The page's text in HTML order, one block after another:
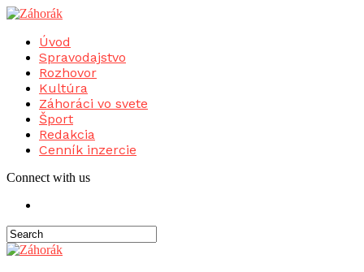
Úvod
Spravodajstvo
Rozhovor
Kultúra
Záhoráci vo svete
Šport
Redakcia
Cenník inzercie
Connect with us